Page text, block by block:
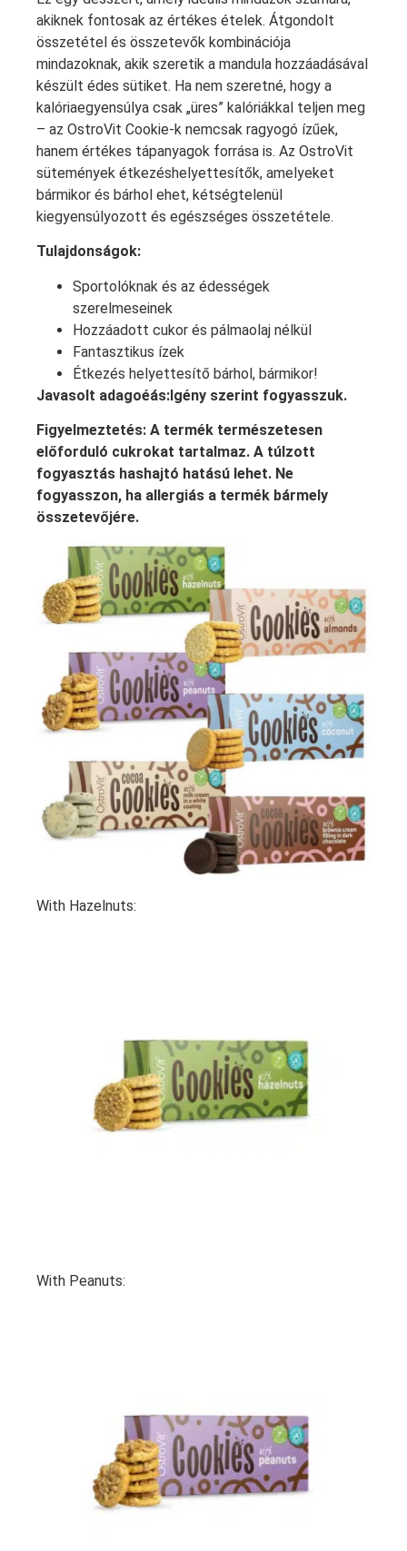
akiknek fontosak az értékes ételek. Átgondolt
összetétel és összetevők kombinációja
mindazoknak, akik szeretik a mandula hozzáadásával
készült édes sütiket. Ha nem szeretné, hogy a
kalóriaegyensúlya csak „üres” kalóriákkal teljen meg
– az OstroVit Cookie-k nemcsak ragyogó ízűek,
hanem értékes tápanyagok forrása is. Az OstroVit
sütemények étkezéshelyettesítők, amelyeket
bármikor és bárhol ehet, kétségtelenül
kiegyensúlyozott és egészséges összetétele.
Tulajdonságok:
Sportolóknak és az édességek
szerelmeseinek
Hozzáadott cukor és pálmaolaj nélkül
Fantasztikus ízek
Étkezés helyettesítő bárhol, bármikor!
Javasolt adagoéás:Igény szerint fogyasszuk.
Figyelmeztetés: A termék természetesen
előforduló cukrokat tartalmaz. A túlzott
fogyasztás hashajtó hatású lehet. Ne
fogyasszon, ha allergiás a termék bármely
összetevőjére.
With Hazelnuts:
With Peanuts: